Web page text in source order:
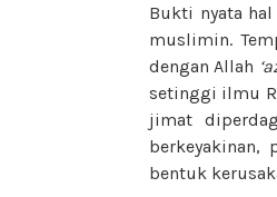
Bukti nyata
muslimin.
dengan Allah
setinggi ilmu
jimat
berkeyakinan,
bentuk